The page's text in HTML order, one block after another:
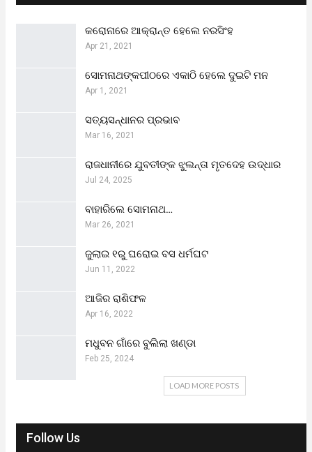
କରୋନାରେ ଆକ୍ରାନ୍ତ ହେଲେ ନରସିଂହ
Apr 21, 2021
ସୋମନାଥଙ୍କପୀଠରେ ଏକାଠି ହେଲେ ଦୁଇଟି ମନ
Apr 1, 2021
ସତ୍ୟସନ୍ଧାନର ପ୍ରଭାବ
Mar 16, 2021
ରାଜଧାନୀରେ ଯୁବତୀଙ୍କ ଝୁଲନ୍ତା ମୃତଦେହ ଉଦ୍ଧାର
Jul 24, 2025
ବାହାରିଲେ ସୋମନାଥ…
Mar 26, 2021
ଜୁଲାଇ ୧ରୁ ଘରୋଇ ବସ ଧର୍ମଘଟ
Jun 11, 2022
ଆଜିର ରାଶିଫଳ
Apr 16, 2022
ମଧୁବନ ଗାଁରେ ବୁଲିଲା ଖଣ୍ଡା
Feb 25, 2024
LOAD MORE POSTS
Follow Us